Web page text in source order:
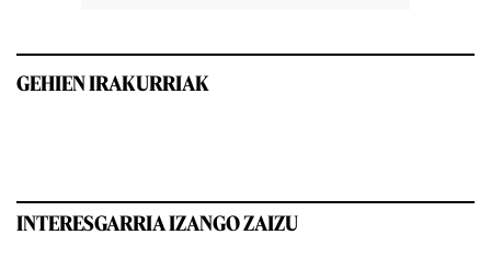
GEHIEN IRAKURRIAK
INTERESGARRIA IZANGO ZAIZU